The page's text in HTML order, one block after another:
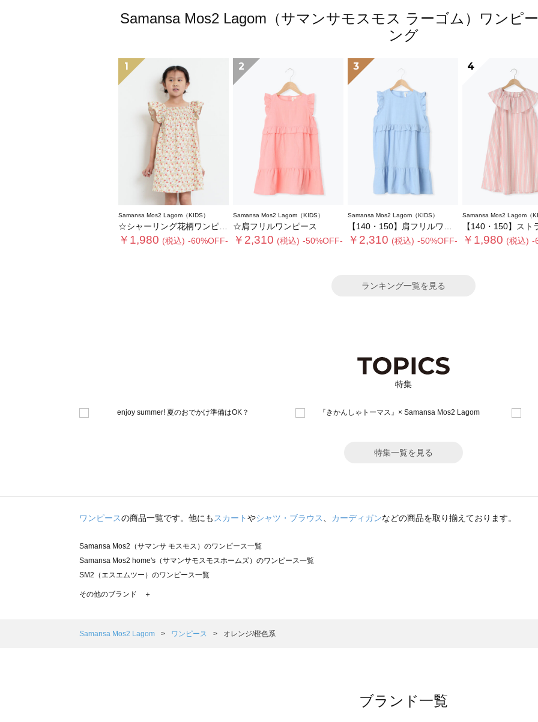
Samansa Mos2 Lagom（サマンサモスモス ラーゴム）ワンピ
ング
1
Samansa Mos2 Lagom（KIDS）
☆シャーリング花柄ワンピース
￥1,980 (税込) -60%OFF-
2
Samansa Mos2 Lagom（KIDS）
☆肩フリルワンピース
￥2,310 (税込) -50%OFF-
3
Samansa Mos2 Lagom（KIDS）
【140・150】肩フリルワンピース
￥2,310 (税込) -50%OFF-
4
Samansa Mos2 Lagom（
【140・150】ストライプフリルカラ
￥1,980 (税込) -
ランキング一覧を見る
特集
特集一覧を見る
ワンピースの商品一覧です。他にもスカートやシャツ・ブラウス、 カーディガンなどの商品を取り揃えております。
Samansa Mos2（サマンサ モスモス）のワンピース一覧
Samansa Mos2 home's（サマンサモスモスホームズ）のワンピース一覧
SM2（エスエムツー）のワンピース一覧
TSUHARU by Samansa Mos2（ツハルバイサマンサモスモス）のワンピース一覧
Samansa Mos2 Lagom（サマンサモスモス ラーゴム）のワンピース一覧
その他のブランド ＋
Samansa Mos2 Lagom ワンピース オレンジ/橙色系
ブランド一覧